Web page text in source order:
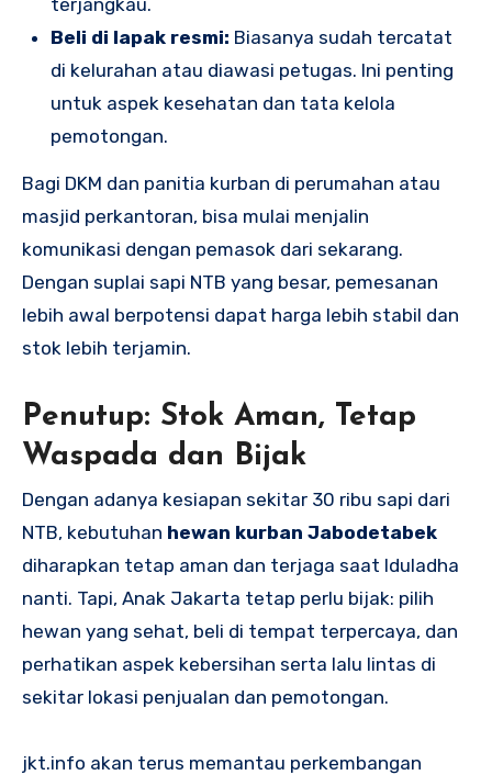
Beli di lapak resmi: Biasanya sudah tercatat
di kelurahan atau diawasi petugas. Ini penting
untuk aspek kesehatan dan tata kelola
pemotongan.
Bagi DKM dan panitia kurban di perumahan atau
masjid perkantoran, bisa mulai menjalin
komunikasi dengan pemasok dari sekarang.
Dengan suplai sapi NTB yang besar, pemesanan
lebih awal berpotensi dapat harga lebih stabil dan
stok lebih terjamin.
Penutup: Stok Aman, Tetap
Waspada dan Bijak
Dengan adanya kesiapan sekitar 30 ribu sapi dari
NTB, kebutuhan hewan kurban Jabodetabek
diharapkan tetap aman dan terjaga saat Iduladha
nanti. Tapi, Anak Jakarta tetap perlu bijak: pilih
hewan yang sehat, beli di tempat terpercaya, dan
perhatikan aspek kebersihan serta lalu lintas di
sekitar lokasi penjualan dan pemotongan.
jkt.info akan terus memantau perkembangan